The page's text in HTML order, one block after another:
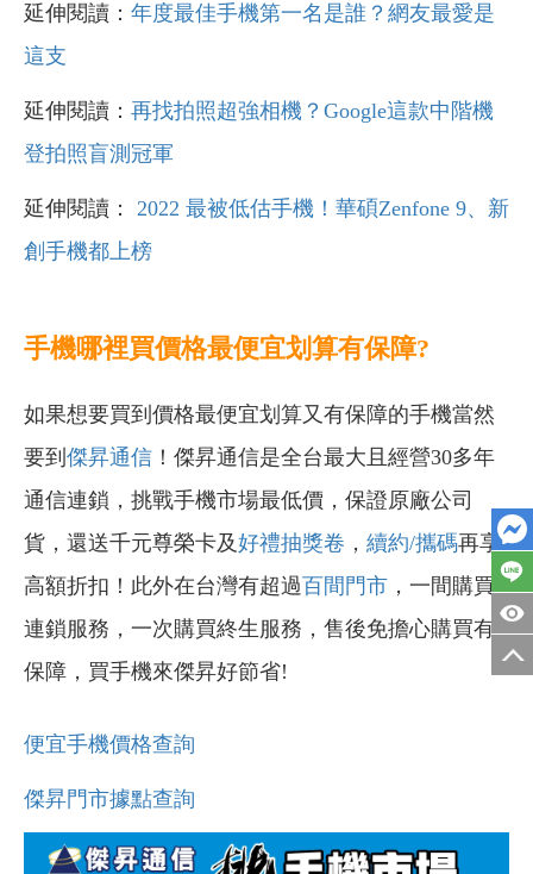
延伸閱讀： 年度最佳手機第一名是誰？網友最愛是
這支
延伸閱讀： 再找拍照超強相機？Google這款中階機
登拍照盲測冠軍
延伸閱讀：
2022 最被低估手機！華碩Zenfone 9、新
創手機都上榜
手機哪裡買價格最便宜划算有保障?
如果想要買到價格最便宜划算又有保障的手機當然
要到 傑昇通信 ！傑昇通信是全台最大且經營30多年
通信連鎖，挑戰手機市場最低價，保證原廠公司
貨，還送千元尊榮卡及好禮抽獎卷 ， 續約/攜碼再享
高額折扣！此外在台灣有超過百間門市 ，一間購買
連鎖服務，一次購買終生服務，售後免擔心購買有
保障，買手機來傑昇好節省!
便宜手機價格查詢
傑昇門市據點查詢